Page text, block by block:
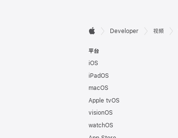
开
发
者
页
脚

Developer 视频
平台
iOS
iPadOS
macOS
Apple tvOS
visionOS
watchOS